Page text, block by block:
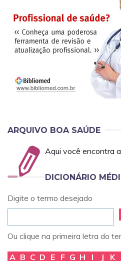
ARQUIVO BOA SAÚDE
Aqui você encontra
DICIONÁRIO
Digite o termo desejado
Ou clique na primeira letra do
A B C D E F G H I J K